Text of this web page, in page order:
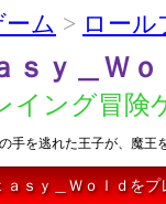
ム > ロー
ｓｙ＿Ｗｏ
イング冒険
手を逃れた王子が、魔王
ｓｙ＿Ｗｏｌｄをプ